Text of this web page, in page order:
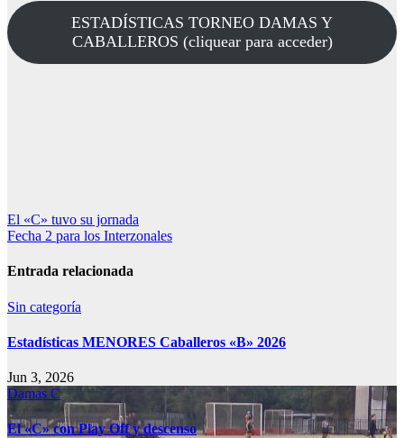
ESTADÍSTICAS TORNEO DAMAS Y
CABALLEROS (cliquear para acceder)
Navegación
de
entradas
El «C» tuvo su jornada
Fecha 2 para los Interzonales
Entrada relacionada
Sin categoría
Estadísticas MENORES Caballeros «B» 2026
Jun 3, 2026
Damas C
El «C» con Play Off y descenso